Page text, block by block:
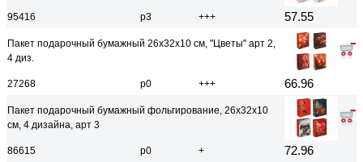
95416 р3 +++ 57.55
Пакет подарочный бумажный 26x32x10 см, "Цветы" арт 2,
4 диз.
27268 р0 +++ 66.96
Пакет подарочный бумажный фольгирование, 26x32x10
см, 4 дизайна, арт 3
86615 р0 + 72.96